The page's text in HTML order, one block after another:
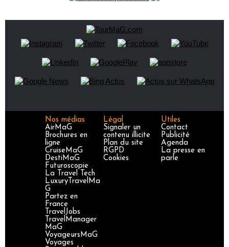
Nos médias
AirMaG
Brochures en
ligne
CruiseMaG
DestiMaG
Futuroscopie
La Travel Tech
LuxuryTravelMa
G
Partez en
France
TravelJobs
TravelManager
MaG
VoyageursMaG
Voyages
Légal
Signaler un
contenu illicite
Plan du site
RGPD
Cookies
Utiles
Contact
Publicité
Agenda
La presse en
parle